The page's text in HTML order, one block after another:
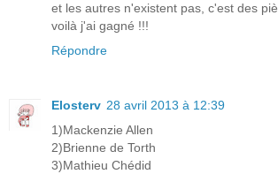
et les autres n'existent pas, c'est des
voilà j'ai gagné !!!
Répondre
Elosterv 28 avril 2013 à 12:39
1)Mackenzie Allen
2)Brienne de Torth
3)Mathieu Chédid